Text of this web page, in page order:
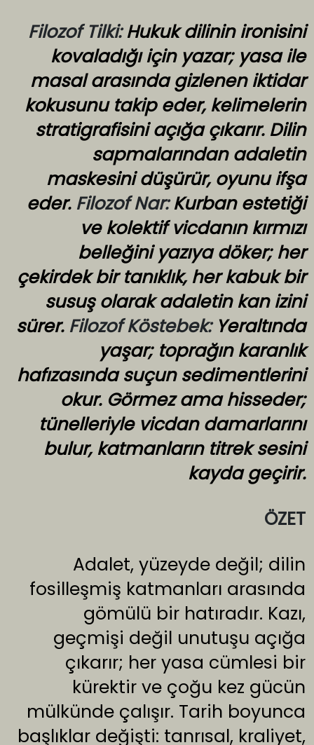
Filozof Tilki:Hukuk dilinin ironisini
kovaladığı için yazar; yasa ile
masal arasında gizlenen iktidar
kokusunu takip eder, kelimelerin
stratigrafisini açığa çıkarır. Dilin
sapmalarından adaletin
maskesini düşürür, oyunu ifşa
eder. Filozof Nar:Kurban estetiği
ve kolektif vicdanın kırmızı
belleğini yazıya döker; her
çekirdek bir tanıklık, her kabuk bir
susuş olarak adaletin kan izini
sürer. Filozof Köstebek:Yeraltında
yaşar; toprağın karanlık
hafızasında suçun sedimentlerini
okur. Görmez ama hisseder;
tünelleriyle vicdan damarlarını
bulur, katmanların titrek sesini
kayda geçirir.
ÖZET
Adalet, yüzeyde değil; dilin
fosilleşmiş katmanları arasında
gömülü bir hatıradır. Kazı,
geçmişi değil unutuşu açığa
çıkarır; her yasa cümlesi bir
kürektir ve çoğu kez gücün
mülkünde çalışır. Tarih boyunca
başlıklar değişti: tanrısal, kraliyet,